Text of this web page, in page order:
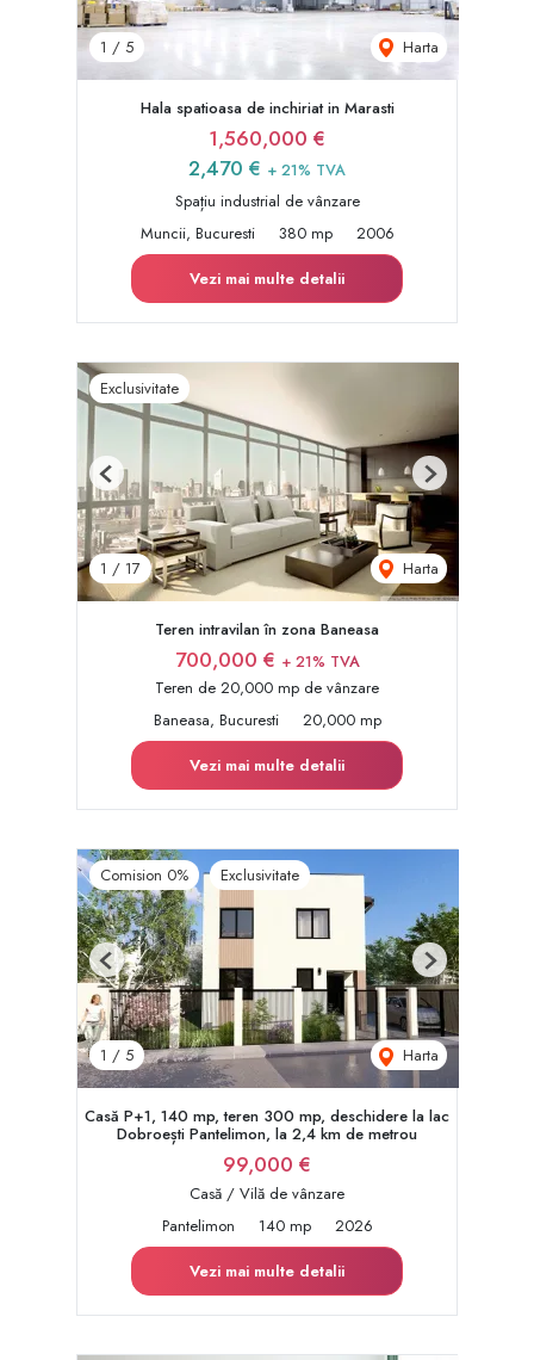
1 / 5 Harta
Hala spatioasa de inchiriat in Marasti
1,560,000 €
2,470 € + 21% TVA
Spațiu industrial de vânzare
Muncii, Bucuresti
380 mp
2006
Vezi mai multe detalii
Exclusivitate
1 / 17 Harta
Previous Next
Teren intravilan în zona Baneasa
700,000 € + 21% TVA
Teren de 20,000 mp de vânzare
Baneasa, Bucuresti
20,000 mp
Vezi mai multe detalii
Comision 0% Exclusivitate
1 / 5 Harta
Previous Next
Casă P+1, 140 mp, teren 300 mp, deschidere la lac
Dobroești Pantelimon, la 2,4 km de metrou
99,000 €
Casă / Vilă de vânzare
Pantelimon
140 mp
2026
Vezi mai multe detalii